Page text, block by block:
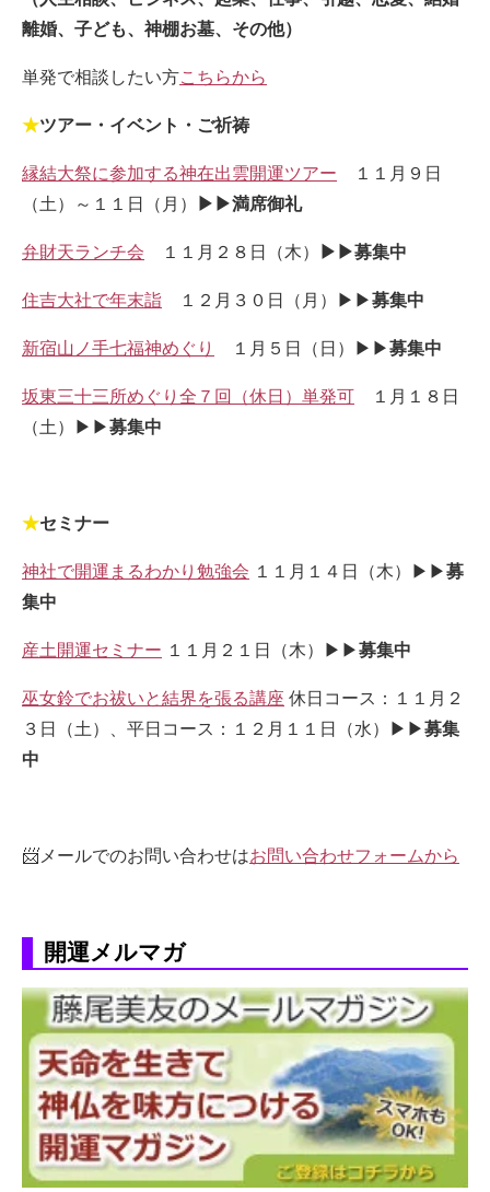
離婚、子ども、神棚お墓、その他）
単発で相談したい方こちらから
★ツアー・イベント・ご祈祷
縁結大祭に参加する神在出雲開運ツアー １１月９日
（土）～１１日（月）
▶▶満席御礼
弁財天ランチ会 １１月２８日（木） ▶▶募集中
住吉大社で年末詣 １２月３０日（月）▶▶募集中
新宿山ノ手七福神めぐり １月５日（日）▶▶募集中
坂東三十三所めぐり全７回（休日）単発可 １月１８日
（土）▶▶募集中
★セミナー
神社で開運まるわかり勉強会 １１月１４日（木）▶▶募
集中
産土開運セミナー １１月２１日（木）▶▶募集中
巫女鈴でお祓いと結界を張る講座 休日コース：１１月２
３日（土）、平日コース：１２月１１日（水）▶▶募集
中
📨メールでのお問い合わせはお問い合わせフォームから
開運メルマガ